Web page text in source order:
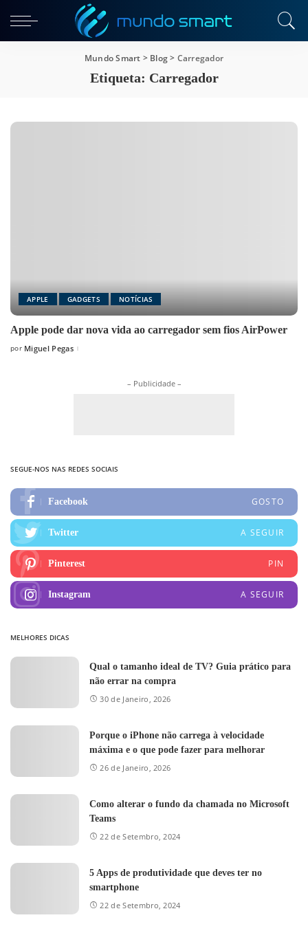
Mundo Smart > Blog> Carregador
Etiqueta: Carregador
APPLE GADGETS NOTÍCIAS
Apple pode dar nova vida ao carregador sem fios AirPower
Posted
por Miguel Pegas
– Publicidade –
SEGUE-NOS NAS REDES SOCIAIS
Facebook GOSTO
Twitter A SEGUIR
Pinterest PIN
Instagram A SEGUIR
MELHORES DICAS
Qual o tamanho ideal de TV? Guia prático para
não errar na compra
30 de Janeiro, 2026
Porque o iPhone não carrega à velocidade
máxima e o que pode fazer para melhorar
26 de Janeiro, 2026
Como alterar o fundo da chamada no Microsoft
Teams
22 de Setembro, 2024
5 Apps de produtividade que deves ter no
smartphone
22 de Setembro, 2024